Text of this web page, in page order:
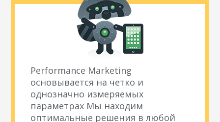
Performance Marketing
основывается на четко и
однозначно измеряемых
параметрах Мы находим
оптимальные решения в любой